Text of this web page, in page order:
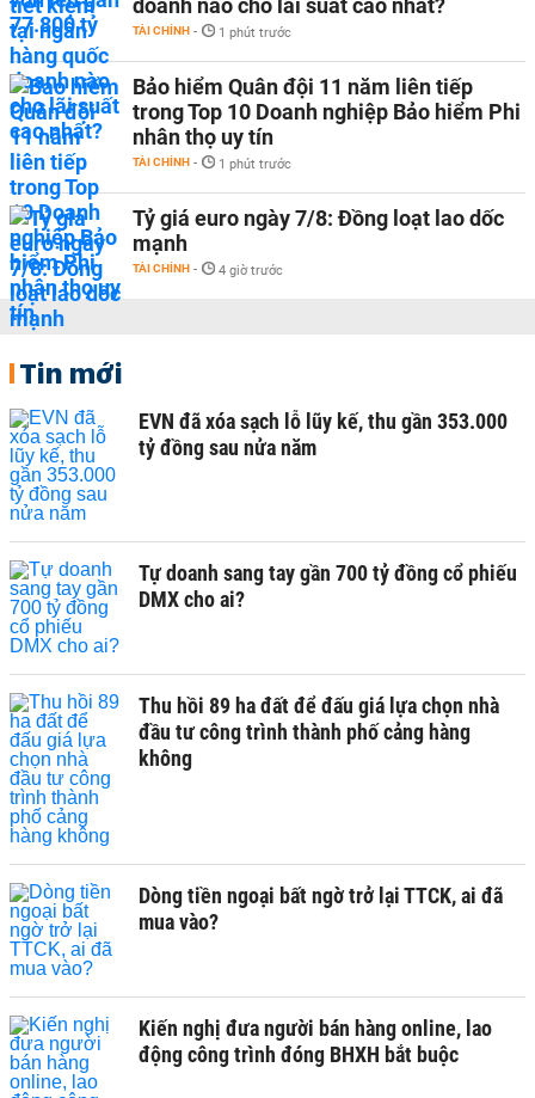
doanh nào cho lãi suất cao nhất?
TÀI CHÍNH - 1 phút trước
Bảo hiểm Quân đội 11 năm liên tiếp
trong Top 10 Doanh nghiệp Bảo hiểm Phi
nhân thọ uy tín
TÀI CHÍNH - 1 phút trước
Tỷ giá euro ngày 7/8: Đồng loạt lao dốc
mạnh
TÀI CHÍNH - 4 giờ trước
Tin mới
EVN đã xóa sạch lỗ lũy kế, thu gần 353.000
tỷ đồng sau nửa năm
Tự doanh sang tay gần 700 tỷ đồng cổ phiếu
DMX cho ai?
Thu hồi 89 ha đất để đấu giá lựa chọn nhà
đầu tư công trình thành phố cảng hàng
không
Dòng tiền ngoại bất ngờ trở lại TTCK, ai đã
mua vào?
Kiến nghị đưa người bán hàng online, lao
động công trình đóng BHXH bắt buộc